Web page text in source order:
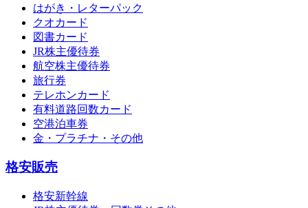
はがき・レターパック
クオカード
図書カード
JR株主優待券
航空株主優待券
旅行券
テレホンカード
有料道路回数カード
空港泊車券
金・プラチナ・その他
格安販売
格安新幹線